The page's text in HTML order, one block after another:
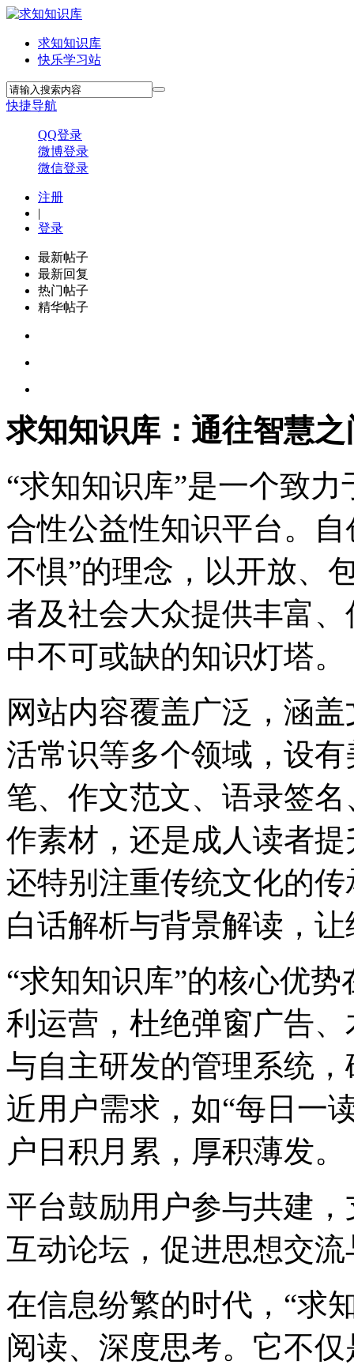
求知知识库
快乐学习站
快捷导航
QQ登录
微博登录
微信登录
注册
|
登录
最新帖子
最新回复
热门帖子
精华帖子
求知知识库：通往智慧
“求知知识库”是一个致
合性公益性知识平台。
不惧”的理念，以开放、
者及社会大众提供丰富
中不可或缺的知识灯塔。
网站内容覆盖广泛，涵
活常识等多个领域，设
笔、作文范文、语录签
作素材，还是成人读者
还特别注重传统文化的
白话解析与背景解读，
“求知知识库”的核心优
利运营，杜绝弹窗广告
与自主研发的管理系统
近用户需求，如“每日一
户日积月累，厚积薄发。
平台鼓励用户参与共建
互动论坛，促进思想交
在信息纷繁的时代，“求
阅读、深度思考。它不